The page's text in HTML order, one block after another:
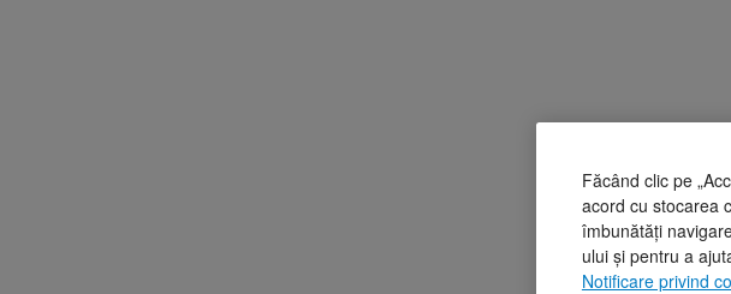
Făcând clic pe
acord cu stocarea
îmbunătăți
ului și pentru a
Notificare privind